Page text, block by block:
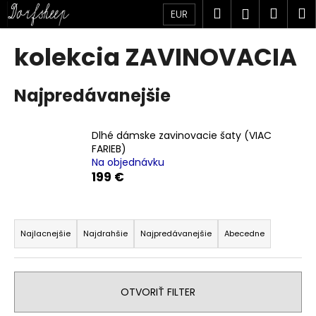
Prejsť
na
obsah
EUR Hľadať
kolekcia ZAVINOVACIA
Najpredávanejšie
Dlhé dámske zavinovacie šaty (VIAC
FARIEB)
Na objednávku
199 €
R
a
d
e
i
Najlacnejšie Najdrahšie Najpredávanejšie Abecedne
OTVORIŤ FILTER
o
o
u
j
e
t